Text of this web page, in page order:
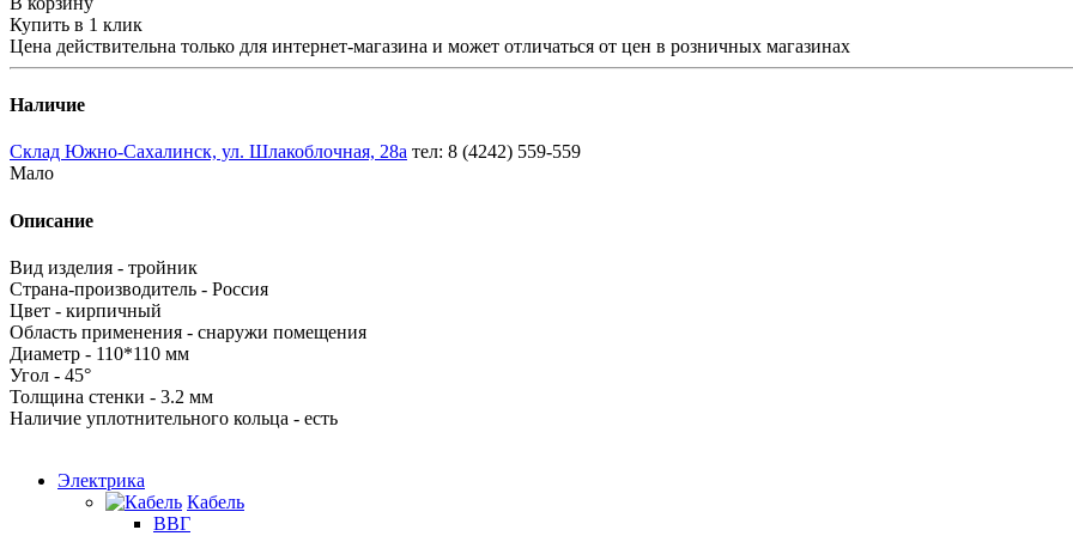
Купить в 1 клик
Цена действительна только для интернет-магазина и может отличаться от цен в розничных магазинах
Наличие
Склад Южно-Сахалинск, ул. Шлакоблочная, 28а тел: 8 (4242) 559-559
Мало
Описание
Вид изделия - тройник
Страна-производитель - Россия
Цвет - кирпичный
Область применения - снаружи помещения
Диаметр - 110*110 мм
Угол - 45°
Толщина стенки - 3.2 мм
Наличие уплотнительного кольца - есть
Электрика
Кабель
ВВГ